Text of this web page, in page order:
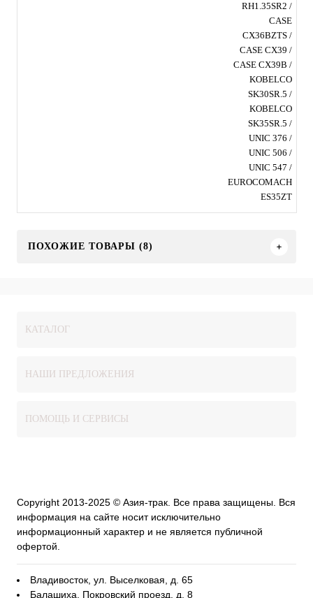
RH1.35SR2 /
CASE
CX36BZTS /
CASE CX39 /
CASE CX39B /
KOBELCO
SK30SR.5 /
KOBELCO
SK35SR.5 /
UNIC 376 /
UNIC 506 /
UNIC 547 /
EUROCOMACH
ES35ZT
ПОХОЖИЕ ТОВАРЫ (8)
КАТАЛОГ
НАШИ ПРЕДЛОЖЕНИЯ
ПОМОЩЬ И СЕРВИСЫ
Copyright 2013-2025 © Азия-трак. Все права защищены. Вся
информация на сайте носит исключительно
информационный характер и не является публичной
офертой.
Владивосток, ул. Выселковая, д. 65
Балашиха, Покровский проезд, д. 8